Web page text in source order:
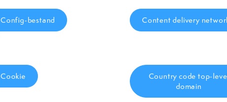
Config-bestand Content delivery
Cookie
Country code top-
domain